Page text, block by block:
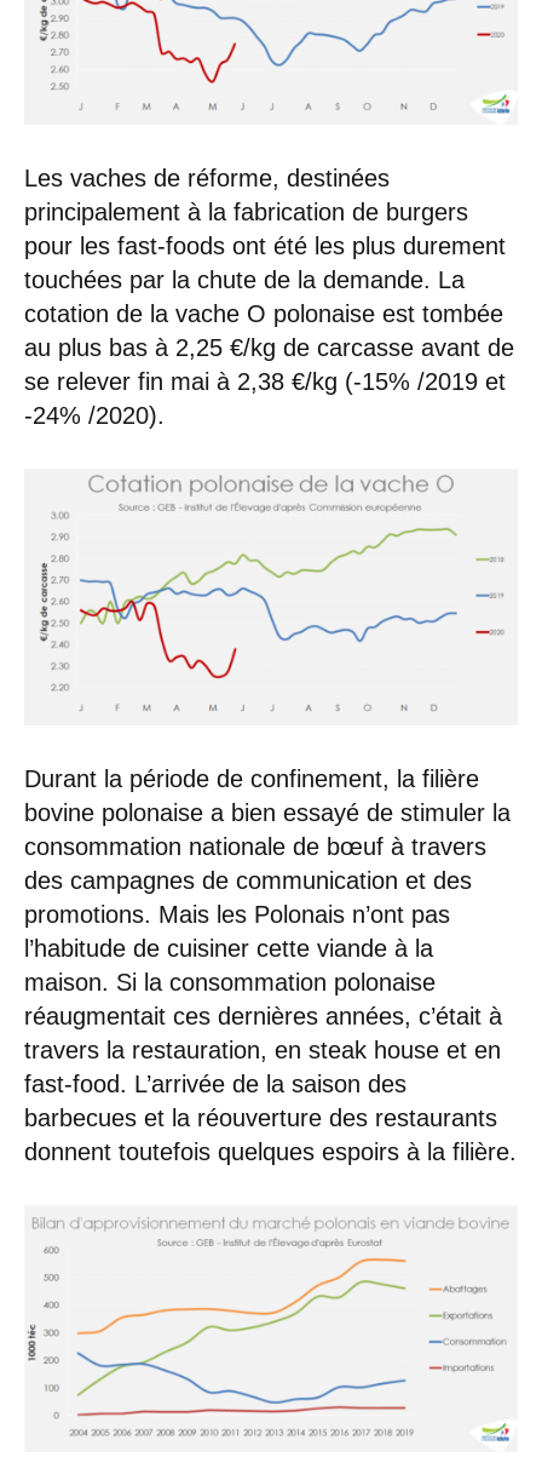
Les vaches de réforme, destinées
principalement à la fabrication de burgers
pour les fast-foods ont été les plus durement
touchées par la chute de la demande. La
cotation de la vache O polonaise est tombée
au plus bas à 2,25 €/kg de carcasse avant de
se relever fin mai à 2,38 €/kg (-15% /2019 et
-24% /2020).
Durant la période de confinement, la filière
bovine polonaise a bien essayé de stimuler la
consommation nationale de bœuf à travers
des campagnes de communication et des
promotions. Mais les Polonais n’ont pas
l’habitude de cuisiner cette viande à la
maison. Si la consommation polonaise
réaugmentait ces dernières années, c’était à
travers la restauration, en steak house et en
fast-food. L’arrivée de la saison des
barbecues et la réouverture des restaurants
donnent toutefois quelques espoirs à la filière.